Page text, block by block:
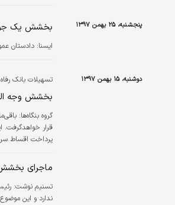
پنجشنبه، ۲۵ بهمن ۱۳۹۷ بخشش یک
ايسنا: دادستان
دوشنبه، ۱۵ بهمن ۱۳۹۷ تسهیلات بانک
بخشش وجه
گروه بنگاه‌ها:
قرار
قبل از این طرح،…
ماجرای
تسنیم نوشت:
ندارد و این